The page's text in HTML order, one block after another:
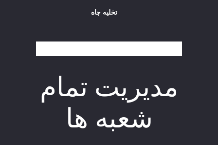
تخلیه چاه
مدیریت تمام
شعبه ها